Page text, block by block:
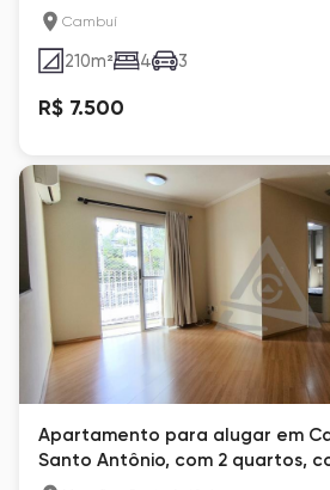
Engenho
Cambuí
210m² 4 3
R$ 7.500
Apartamento para alugar em
Santo Antônio, com 2 quartos,